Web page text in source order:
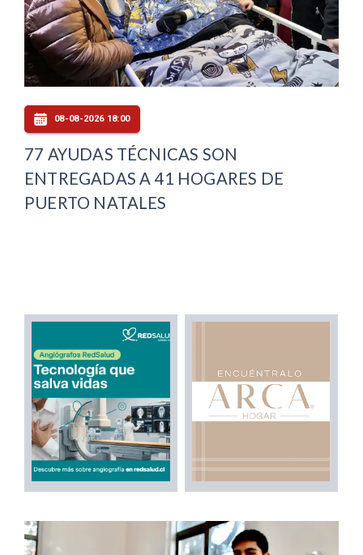
08-08-2026 18:00
77 AYUDAS TÉCNICAS SON
ENTREGADAS A 41 HOGARES DE
PUERTO NATALES